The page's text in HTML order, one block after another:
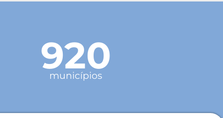
920
municípios